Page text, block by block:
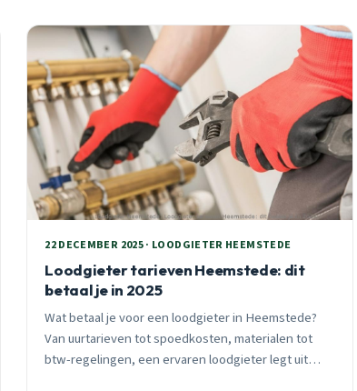
22 DECEMBER 2025 · LOODGIETER HEEMSTEDE
Loodgieter tarieven Heemstede: dit
betaal je in 2025
Wat betaal je voor een loodgieter in Heemstede?
Van uurtarieven tot spoedkosten, materialen tot
btw-regelingen, een ervaren loodgieter legt uit